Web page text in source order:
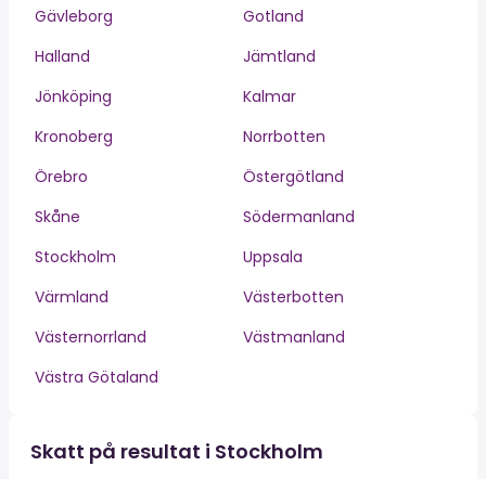
Gävleborg
Gotland
Halland
Jämtland
Jönköping
Kalmar
Kronoberg
Norrbotten
Örebro
Östergötland
Skåne
Södermanland
Stockholm
Uppsala
Värmland
Västerbotten
Västernorrland
Västmanland
Västra Götaland
Skatt på resultat i Stockholm